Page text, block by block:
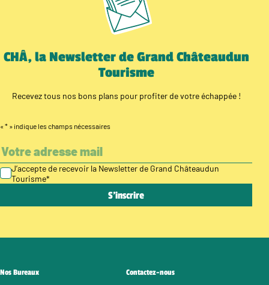
CHÂ, la Newsletter de Grand Châteaudun
Tourisme
Recevez tous nos bons plans pour profiter de votre échappée !
« * » indique les champs nécessaires
J’accepte de recevoir la Newsletter de Grand Châteaudun
Tourisme*
Nos Bureaux Contactez-nous